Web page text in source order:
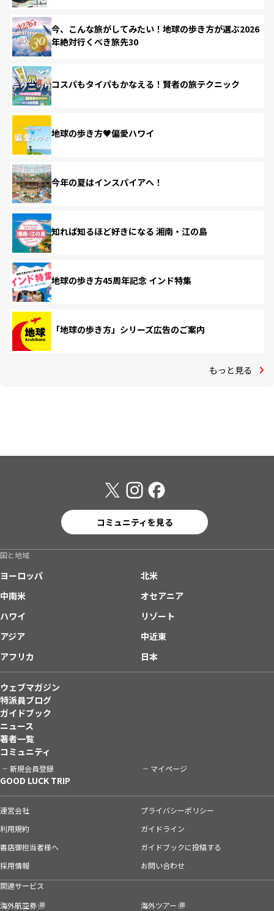
今、こんな旅がしてみたい！地球の歩き方が選ぶ2026
年絶対行くべき旅先30
コスパもタイパもかなえる！賢者の旅テクニック
地球の歩き方♥偏愛ハワイ
今年の夏はインスパイアへ！
知れば知るほど好きになる 湘南・江の島
地球の歩き方45周年記念 インド特集
「地球の歩き方」シリーズ広告のご案内
もっと見る
コミュニティを見る
国と地域
ヨーロッパ
北米
中南米
オセアニア
ハワイ
リゾート
アジア
中近東
アフリカ
日本
ウェブマガジン
特派員ブログ
ガイドブック
ニュース
著者一覧
コミュニティ
新規会員登録 マイページ
GOOD LUCK TRIP
運営会社
プライバシーポリシー
利用規約
ガイドライン
書店御担当者様へ
ガイドブックに投稿する
採用情報
お問い合わせ
関連サービス
海外航空券
海外ツアー